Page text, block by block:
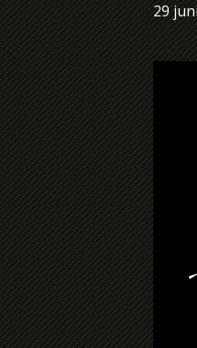
29